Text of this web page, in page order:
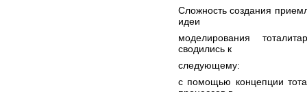
Сложность создания
идеи
моделирования
сводились к
следующему:
с помощью концепции